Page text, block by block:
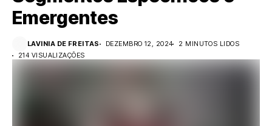
Emergentes
LAVINIA DE FREITAS DEZEMBRO 12, 2024
2 MINUTOS LIDOS
214 VISUALIZAÇÕES